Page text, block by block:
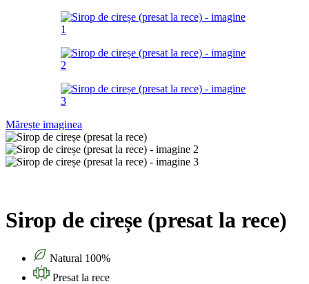
Mărește imaginea
Sirop de cireșe (presat la rece)
Natural 100%
Presat la rece